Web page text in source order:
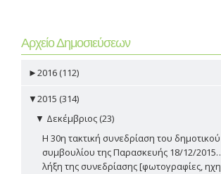
Αρχείο Δημοσιεύσεων
►2016 (112)
▼2015 (314)
▼ Δεκέμβριος (23)
Η 30η τακτική συνεδρίαση του δημοτικού
συμβουλίου της Παρασκευής 18/12/
λήξη της συνεδρίασης [φωτογραφίες,